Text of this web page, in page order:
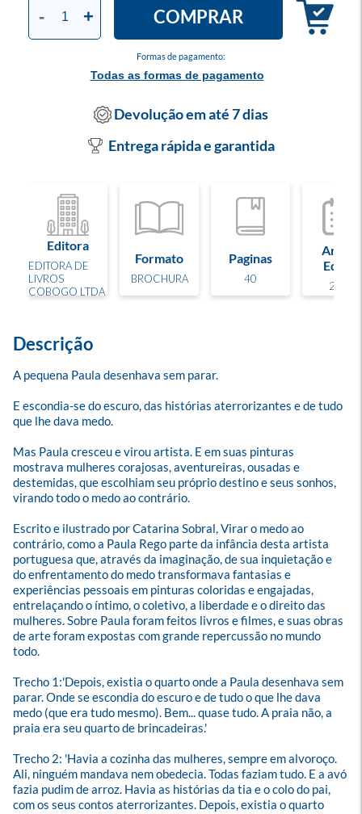
Formas de pagamento:
Todas as formas de pagamento
- + COMPRAR
Devolução em até 7 dias
Entrega rápida e garantida
Editora
EDITORA DE
LIVROS
COBOGO LTDA
Formato
BROCHURA
Paginas
40
Ano de
Edição
2026
Descrição
A pequena Paula desenhava sem parar.
E escondia-se do escuro, das histórias aterrorizantes e de tudo
que lhe dava medo.
Mas Paula cresceu e virou artista. E em suas pinturas
mostrava mulheres corajosas, aventureiras, ousadas e
destemidas, que escolhiam seu próprio destino e seus sonhos,
virando todo o medo ao contrário.
Escrito e ilustrado por Catarina Sobral, Virar o medo ao
contrário, como a Paula Rego parte da infância desta artista
portuguesa que, através da imaginação, de sua inquietação e
do enfrentamento do medo transformava fantasias e
experiências pessoais em pinturas coloridas e engajadas,
entrelaçando o íntimo, o coletivo, a liberdade e o direito das
mulheres. Sobre Paula foram feitos livros e filmes, e suas obras
de arte foram expostas com grande repercussão no mundo
todo.
Trecho 1:'Depois, existia o quarto onde a Paula desenhava sem
parar. Onde se escondia do escuro e de tudo o que lhe dava
medo (que era tudo mesmo). Bem... quase tudo. A praia não, a
praia era seu quarto de brincadeiras.'
Trecho 2: 'Havia a cozinha das mulheres, sempre em alvoroço.
Ali, ninguém mandava nem obedecia. Todas faziam tudo. E a avó
fazia pudim de arroz. Havia as histórias da tia e o colo do pai,
com os seus contos aterrorizantes. Depois, existia o quarto